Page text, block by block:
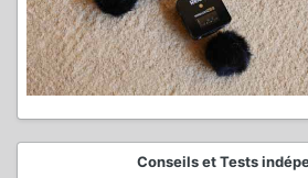
Conseils et Tests